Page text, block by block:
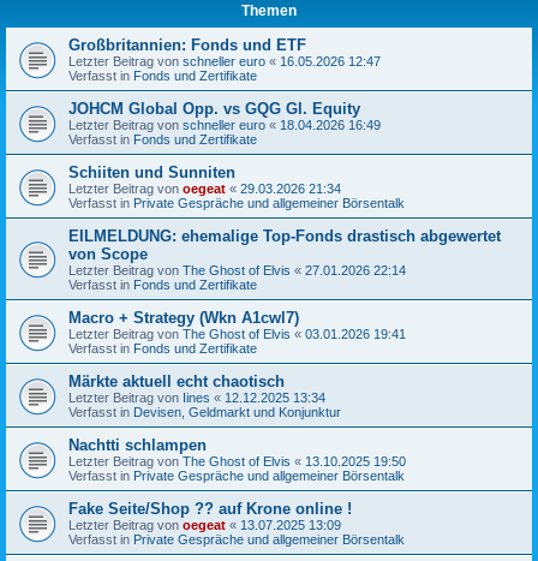
Themen
Großbritannien: Fonds und ETF
Letzter Beitrag von schneller euro « 16.05.2026 12:47
Verfasst in Fonds und Zertifikate
JOHCM Global Opp. vs GQG Gl. Equity
Letzter Beitrag von schneller euro « 18.04.2026 16:49
Verfasst in Fonds und Zertifikate
Schiiten und Sunniten
Letzter Beitrag von oegeat « 29.03.2026 21:34
Verfasst in Private Gespräche und allgemeiner Börsentalk
EILMELDUNG: ehemalige Top-Fonds drastisch abgewertet
von Scope
Letzter Beitrag von The Ghost of Elvis « 27.01.2026 22:14
Verfasst in Fonds und Zertifikate
Macro + Strategy (Wkn A1cwl7)
Letzter Beitrag von The Ghost of Elvis « 03.01.2026 19:41
Verfasst in Fonds und Zertifikate
Märkte aktuell echt chaotisch
Letzter Beitrag von Iines « 12.12.2025 13:34
Verfasst in Devisen, Geldmarkt und Konjunktur
Nachtti schlampen
Letzter Beitrag von The Ghost of Elvis « 13.10.2025 19:50
Verfasst in Private Gespräche und allgemeiner Börsentalk
Fake Seite/Shop ?? auf Krone online !
Letzter Beitrag von oegeat « 13.07.2025 13:09
Verfasst in Private Gespräche und allgemeiner Börsentalk